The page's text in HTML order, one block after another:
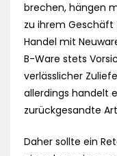
brechen, hängen
zu ihrem
Handel mit
B-Ware stets
verlässlicher
allerdings handelt
zurückgesandte
Daher sollte ein